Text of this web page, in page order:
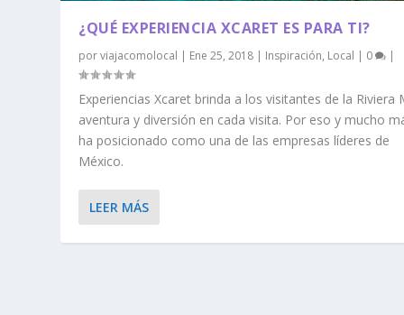
¿QUÉ EXPERIENCIA XCARET ES PARA TI?
porviajacomolocal | Ene 25, 2018 | Inspiración, Local | 0 |
Experiencias Xcaret brinda a los visitantes de la Riviera
aventura y diversión en cada visita. Por eso y mucho
ha posicionado como una de las empresas líderes de
México.
LEER MÁS